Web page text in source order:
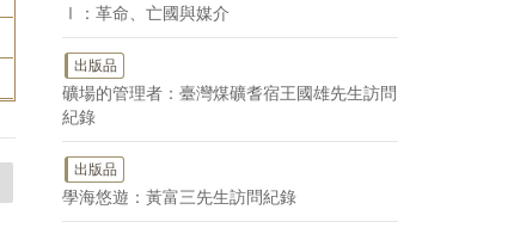
Ⅰ：革命、亡國與媒介
出版品
礦場的管理者：臺灣煤礦耆宿王國雄先生訪問
紀錄
出版品
學海悠遊：黃富三先生訪問紀錄